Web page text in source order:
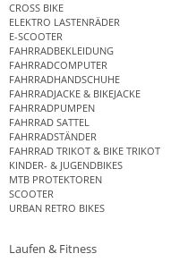
CROSS BIKE
ELEKTRO LASTENRÄDER
E-SCOOTER
FAHRRADBEKLEIDUNG
FAHRRADCOMPUTER
FAHRRADHANDSCHUHE
FAHRRADJACKE & BIKEJACKE
FAHRRADPUMPEN
FAHRRAD SATTEL
FAHRRADSTÄNDER
FAHRRAD TRIKOT & BIKE TRIKOT
KINDER- & JUGENDBIKES
MTB PROTEKTOREN
SCOOTER
URBAN RETRO BIKES
Laufen & Fitness